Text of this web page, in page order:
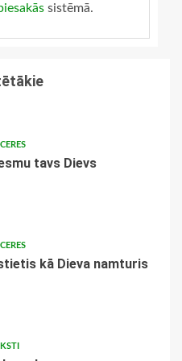
sistēmā.
tavs Dievs
kā Dieva namturis